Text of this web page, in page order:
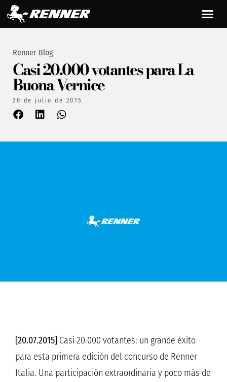
Renner Blog
Casi 20.000 votantes para La
Buona Vernice
20 de julio de 2015
[20.07.2015] Casi 20.000 votantes: un grande éxito
para esta primera edición del concurso de Renner
Italia. Una participación extraordinaria y poco más de